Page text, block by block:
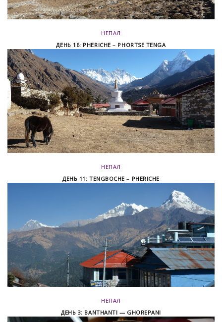
НЕПАЛ
ДЕНЬ 16: PHERICHE – PHORTSE TENGA
НЕПАЛ
ДЕНЬ 11: TENGBOCHE – PHERICHE
НЕПАЛ
ДЕНЬ 3: BANTHANTI — GHOREPANI